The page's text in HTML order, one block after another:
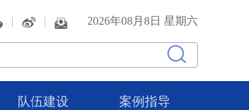
| | 2026年08月8日 星期六
队伍建设
案例指导